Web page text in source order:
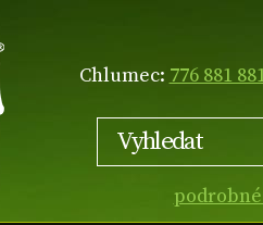
Chlumec: 776 881